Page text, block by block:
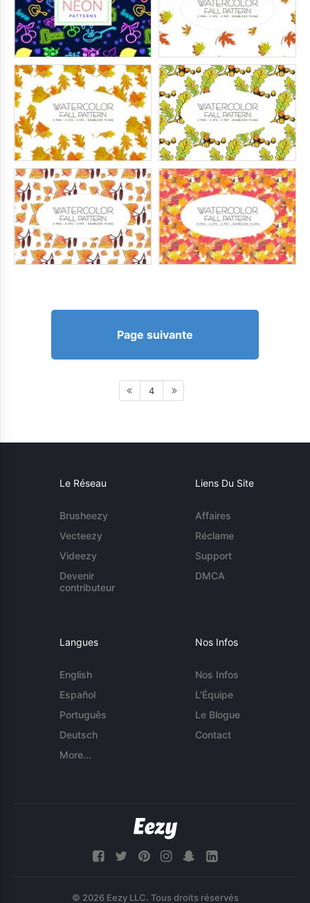
Page suivante
4
Le Réseau
Brusheezy
Vecteezy
Videezy
Devenir
contributeur
Liens Du Site
Affaires
Réclame
Support
DMCA
Langues
English
Español
Português
Deutsch
More...
Nos Infos
Nos Infos
L'Équipe
Le Blogue
Contact
© 2026 Eezy LLC. Tous droits réservés